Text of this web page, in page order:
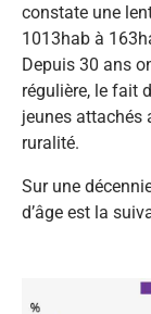
constate une
1013hab à
Depuis 30 ans
régulière, le fait
jeunes attachés
ruralité.
Sur une
d’âge est la